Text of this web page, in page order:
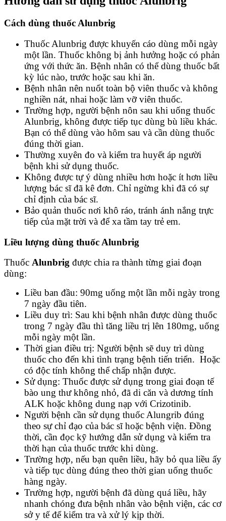
Cách dùng thuốc Alunbrig
Thuốc Alunbrig được khuyến cáo dùng mỗi ngày
một lần. Thuốc không bị ảnh hưởng hoặc có phản
ứng với thức ăn. Bệnh nhân có thể dùng thuốc bất
kỳ lúc nào, trước hoặc sau khi ăn.
Bệnh nhân nên nuốt toàn bộ viên thuốc và không
nghiền nát, nhai hoặc làm vỡ viên thuốc.
Trường hợp, người bệnh nôn sau khi uống thuốc
Alunbrig, không được tiếp tục dùng bù liều khác.
Bạn có thể dùng vào hôm sau và cần dùng thuốc
đúng thời gian.
Thường xuyên đo và kiểm tra huyết áp người
bệnh khi sử dụng thuốc.
Không được tự ý dùng nhiều hơn hoặc ít hơn liều
lượng bác sĩ đã kê đơn. Chỉ ngừng khi đã có sự
chỉ định của bác sĩ.
Bảo quản thuốc nơi khô ráo, tránh ánh nắng trực
tiếp của mặt trời và để xa tầm tay trẻ em.
Liều lượng dùng thuốc Alunbrig
Thuốc Alunbrig được chia ra thành từng giai đoạn
dùng:
Liều ban đầu: 90mg uống một lần mỗi ngày trong
7 ngày đầu tiên.
Liều duy trì: Sau khi bệnh nhân được dùng thuốc
trong 7 ngày đầu thì tăng liều trị lên 180mg, uống
mỗi ngày một lần.
Thời gian điều trị: Người bệnh sẽ duy trì dùng
thuốc cho đến khi tình trạng bệnh tiến triển. Hoặc
có độc tính không thể chấp nhận được.
Sử dụng: Thuốc được sử dụng trong giai đoạn tế
bào ung thư không nhỏ, đã di căn và dương tính
ALK hoặc không dung nạp với Crizotinib.
Người bệnh cần sử dụng thuốc Alungrib đúng
theo sự chỉ đạo của bác sĩ hoặc bệnh viện. Đồng
thời, cần đọc kỹ hướng dẫn sử dụng và kiểm tra
thời hạn của thuốc trước khi dùng.
Trường hợp, nếu bạn quên liều, hãy bỏ qua liều ấy
và tiếp tục dùng đúng theo thời gian uống thuốc
hàng ngày.
Trường hợp, người bệnh đã dùng quá liều, hãy
nhanh chóng đưa bệnh nhân vào bệnh viện, các cơ
sở y tế để kiểm tra và xử lý kịp thời.